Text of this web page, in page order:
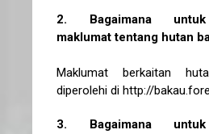
2. Bagaimana untuk
maklumat tentang hutan
Maklumat berkaitan
diperolehi di http://
3. Bagaimana untuk